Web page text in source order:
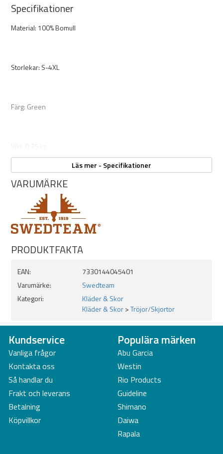
Specifikationer
Material: 100% Bomull
Storlekar: S-4XL
Färg: Green
Läs mer - Specifikationer
VARUMÄRKE
PRODUKTFAKTA
EAN:
7330144045401
Varumärke:
Swedteam
Kategori:
Kläder & Skor
Kläder & Skor>Tröjor/Skjortor
Kundservice
Vanliga frågor
Kontakta oss
Så handlar du
Frakt och leverans
Betalning
Köpvillkor
Populära märken
Abu Garcia
Westin
Rio Products
Guideline
Shimano
Daiwa
Rapala